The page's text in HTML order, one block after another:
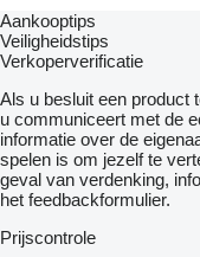
1.172.000 km
Aut. gearbox
Retarder
Aut. airconditioning
Cab heater
Differential lock
Refrigerator
1 bed
Radio/CD player
Navigation system
Full spoiler + chassis
Air suspension on front
Aankooptips
Veiligheidstips
Verkoperverificatie
Als u besluit een product
u communiceert met de
informatie over de
spelen is om jezelf te
geval van verdenking,
het feedbackformulier.
Prijscontrole